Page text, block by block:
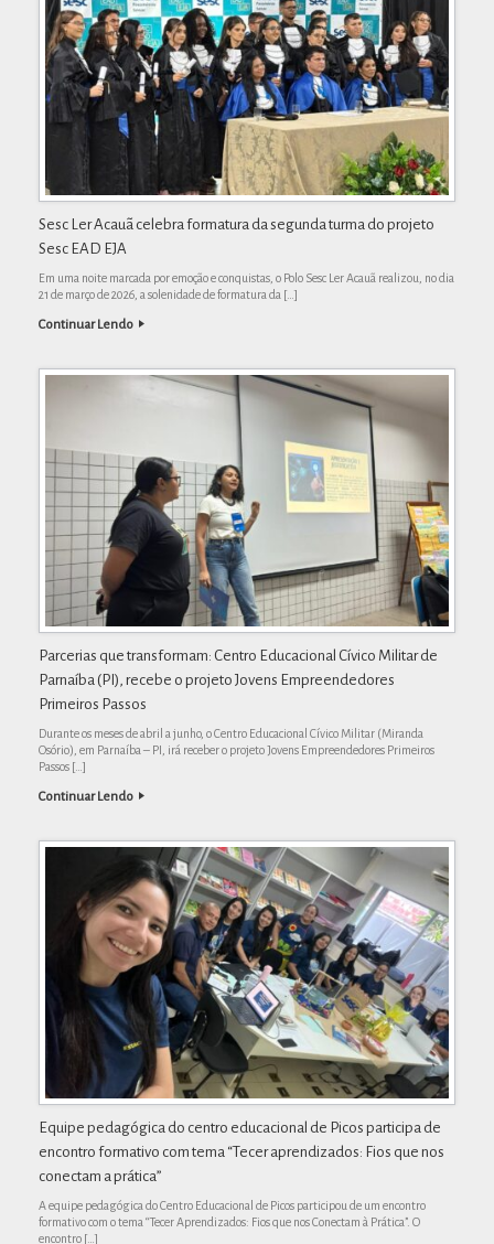
Sesc Ler Acauã celebra formatura da segunda turma do projeto
Sesc EAD EJA
Em uma noite marcada por emoção e conquistas, o Polo Sesc Ler Acauã realizou, no dia
21 de março de 2026, a solenidade de formatura da […]
Continuar Lendo
Parcerias que transformam: Centro Educacional Cívico Militar de
Parnaíba (PI), recebe o projeto Jovens Empreendedores
Primeiros Passos
Durante os meses de abril a junho, o Centro Educacional Cívico Militar (Miranda
Osório), em Parnaíba – PI, irá receber o projeto Jovens Empreendedores Primeiros
Passos […]
Continuar Lendo
Equipe pedagógica do centro educacional de Picos participa de
encontro formativo com tema “Tecer aprendizados: Fios que nos
conectam a prática’’
A equipe pedagógica do Centro Educacional de Picos participou de um encontro
formativo com o tema “Tecer Aprendizados: Fios que nos Conectam à Prática”. O
encontro […]